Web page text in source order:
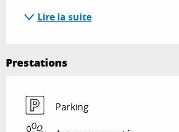
Lire la suite
Prestations
Parking